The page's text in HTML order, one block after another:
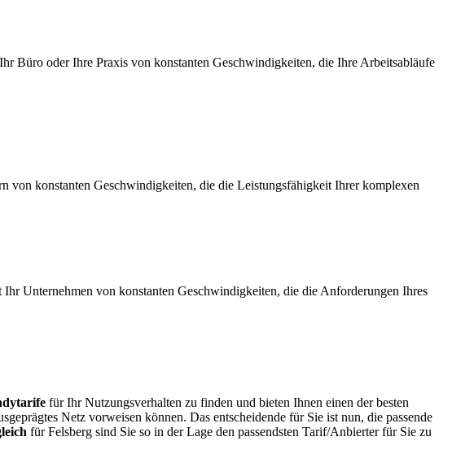
Büro oder Ihre Praxis von konstanten Geschwindigkeiten, die Ihre Arbeitsabläufe
von konstanten Geschwindigkeiten, die die Leistungsfähigkeit Ihrer komplexen
Unternehmen von konstanten Geschwindigkeiten, die die Anforderungen Ihres
für Ihr Nutzungsverhalten zu finden und bieten Ihnen einen der besten
Netz vorweisen können. Das entscheidende für Sie ist nun, die passende
für Felsberg sind Sie so in der Lage den passendsten Tarif/Anbierter für Sie zu